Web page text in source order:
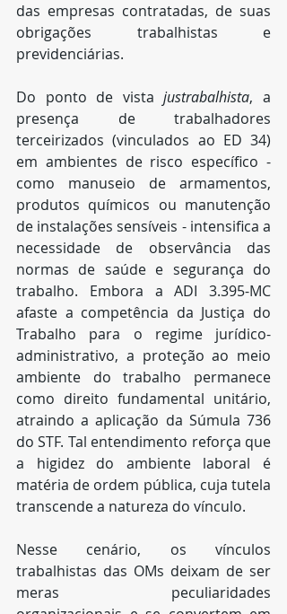
das empresas contratadas, de suas
obrigações trabalhistas e
previdenciárias.
Do ponto de vista justrabalhista, a
presença de trabalhadores
terceirizados (vinculados ao ED 34)
em ambientes de risco específico -
como manuseio de armamentos,
produtos químicos ou manutenção
de instalações sensíveis - intensifica a
necessidade de observância das
normas de saúde e segurança do
trabalho. Embora a ADI 3.395-MC
afaste a competência da Justiça do
Trabalho para o regime jurídico-
administrativo, a proteção ao meio
ambiente do trabalho permanece
como direito fundamental unitário,
atraindo a aplicação da Súmula 736
do STF. Tal entendimento reforça que
a higidez do ambiente laboral é
matéria de ordem pública, cuja tutela
transcende a natureza do vínculo.
Nesse cenário, os vínculos
trabalhistas das OMs deixam de ser
meras peculiaridades